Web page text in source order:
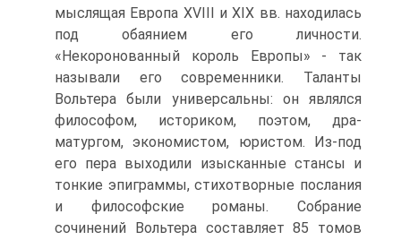
мыслящая Европа XVIII и XIX вв. находилась
под обаянием его личности.
«Некоронованный король Европы» - так
называли его современники. Таланты
Вольтера были универсальны: он являлся
философом, историком, поэтом, дра­
матургом, экономистом, юристом. Из-под
его пера выходили изысканные стан­сы и
тонкие эпиграммы, стихотворные послания
и философские романы. Собра­ние
сочинений Вольтера составляет 85 томов